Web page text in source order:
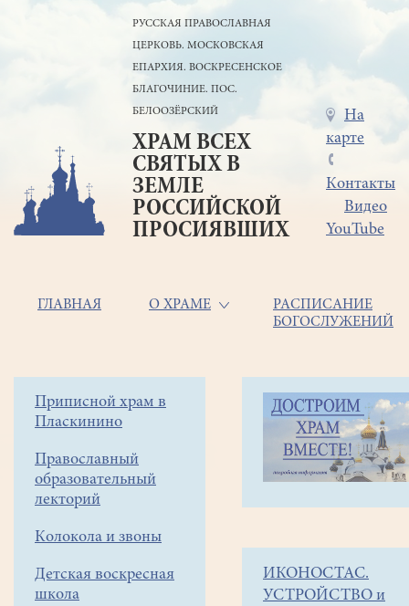
РУССКАЯ ПРАВОСЛАВНАЯ
ЦЕРКОВЬ. МОСКОВСКАЯ
ЕПАРХИЯ. ВОСКРЕСЕНСКОЕ
БЛАГОЧИНИЕ. ПОС.
БЕЛООЗЁРСКИЙ
ХРАМ ВСЕХ
СВЯТЫХ В
ЗЕМЛЕ
РОССИЙСКОЙ
ПРОСИЯВШИХ
Меню
в
шапке
На
карте
Контакты
Видео
YouTube
Основная
ГЛАВНАЯ О ХРАМЕ
РАСПИСАНИЕ
БОГОСЛУЖЕНИЙ
Боковое
меню
Приписной храм в
Пласкинино
Православный
образовательный
лекторий
Колокола и звоны
Детская воскресная
школа
Строка
навигации
Объявления
17
ИКОНОСТАС.
УСТРОЙСТВО и